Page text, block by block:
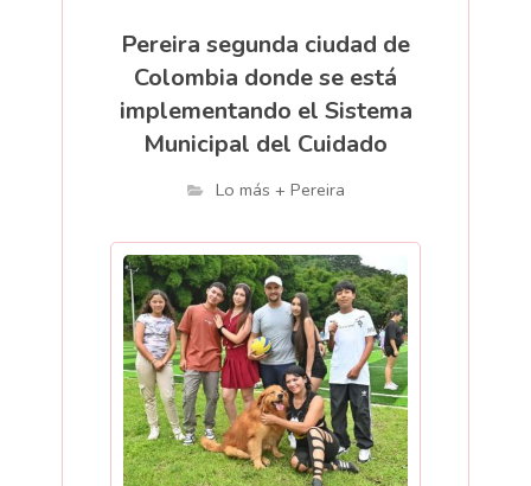
Pereira segunda ciudad de
Colombia donde se está
implementando el Sistema
Municipal del Cuidado
Lo más + Pereira